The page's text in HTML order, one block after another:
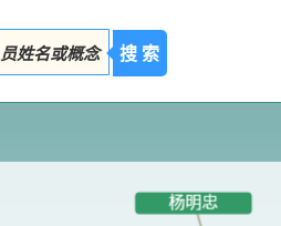
搜 索